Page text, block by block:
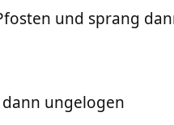
und sprang
ungelogen